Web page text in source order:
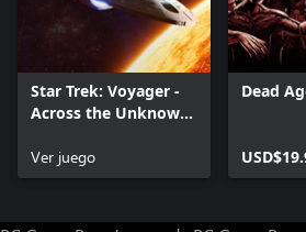
Star Trek: Voyager -
Across the Unknown
Ver juego
Dead